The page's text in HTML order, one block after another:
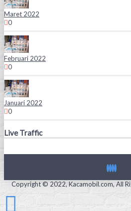
Maret 2022
0
Februari 2022
0
Januari 2022
0
Live Traffic
Copyright © 2022, Kacamobil.com, All